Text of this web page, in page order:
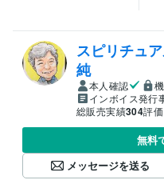
スピリチュ
純
本人確認
インボイス発行
総販売実績304評価
無料
メッセージを送る